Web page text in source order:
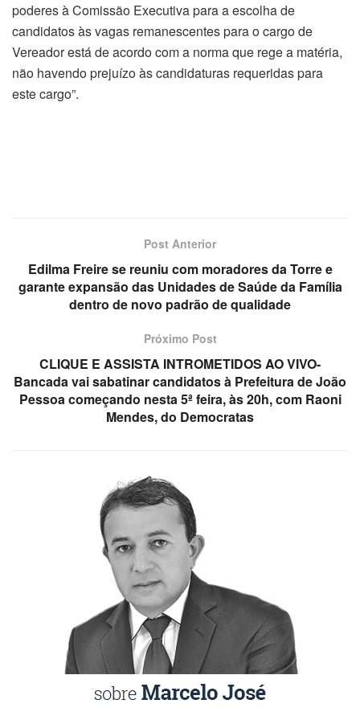
poderes à Comissão Executiva para a escolha de
candidatos às vagas remanescentes para o cargo de
Vereador está de acordo com a norma que rege a matéria,
não havendo prejuízo às candidaturas requeridas para
este cargo”.
Post Anterior
Edilma Freire se reuniu com moradores da Torre e
garante expansão das Unidades de Saúde da Família
dentro de novo padrão de qualidade
Próximo Post
CLIQUE E ASSISTA INTROMETIDOS AO VIVO-
Bancada vai sabatinar candidatos à Prefeitura de João
Pessoa começando nesta 5ª feira, às 20h, com Raoni
Mendes, do Democratas